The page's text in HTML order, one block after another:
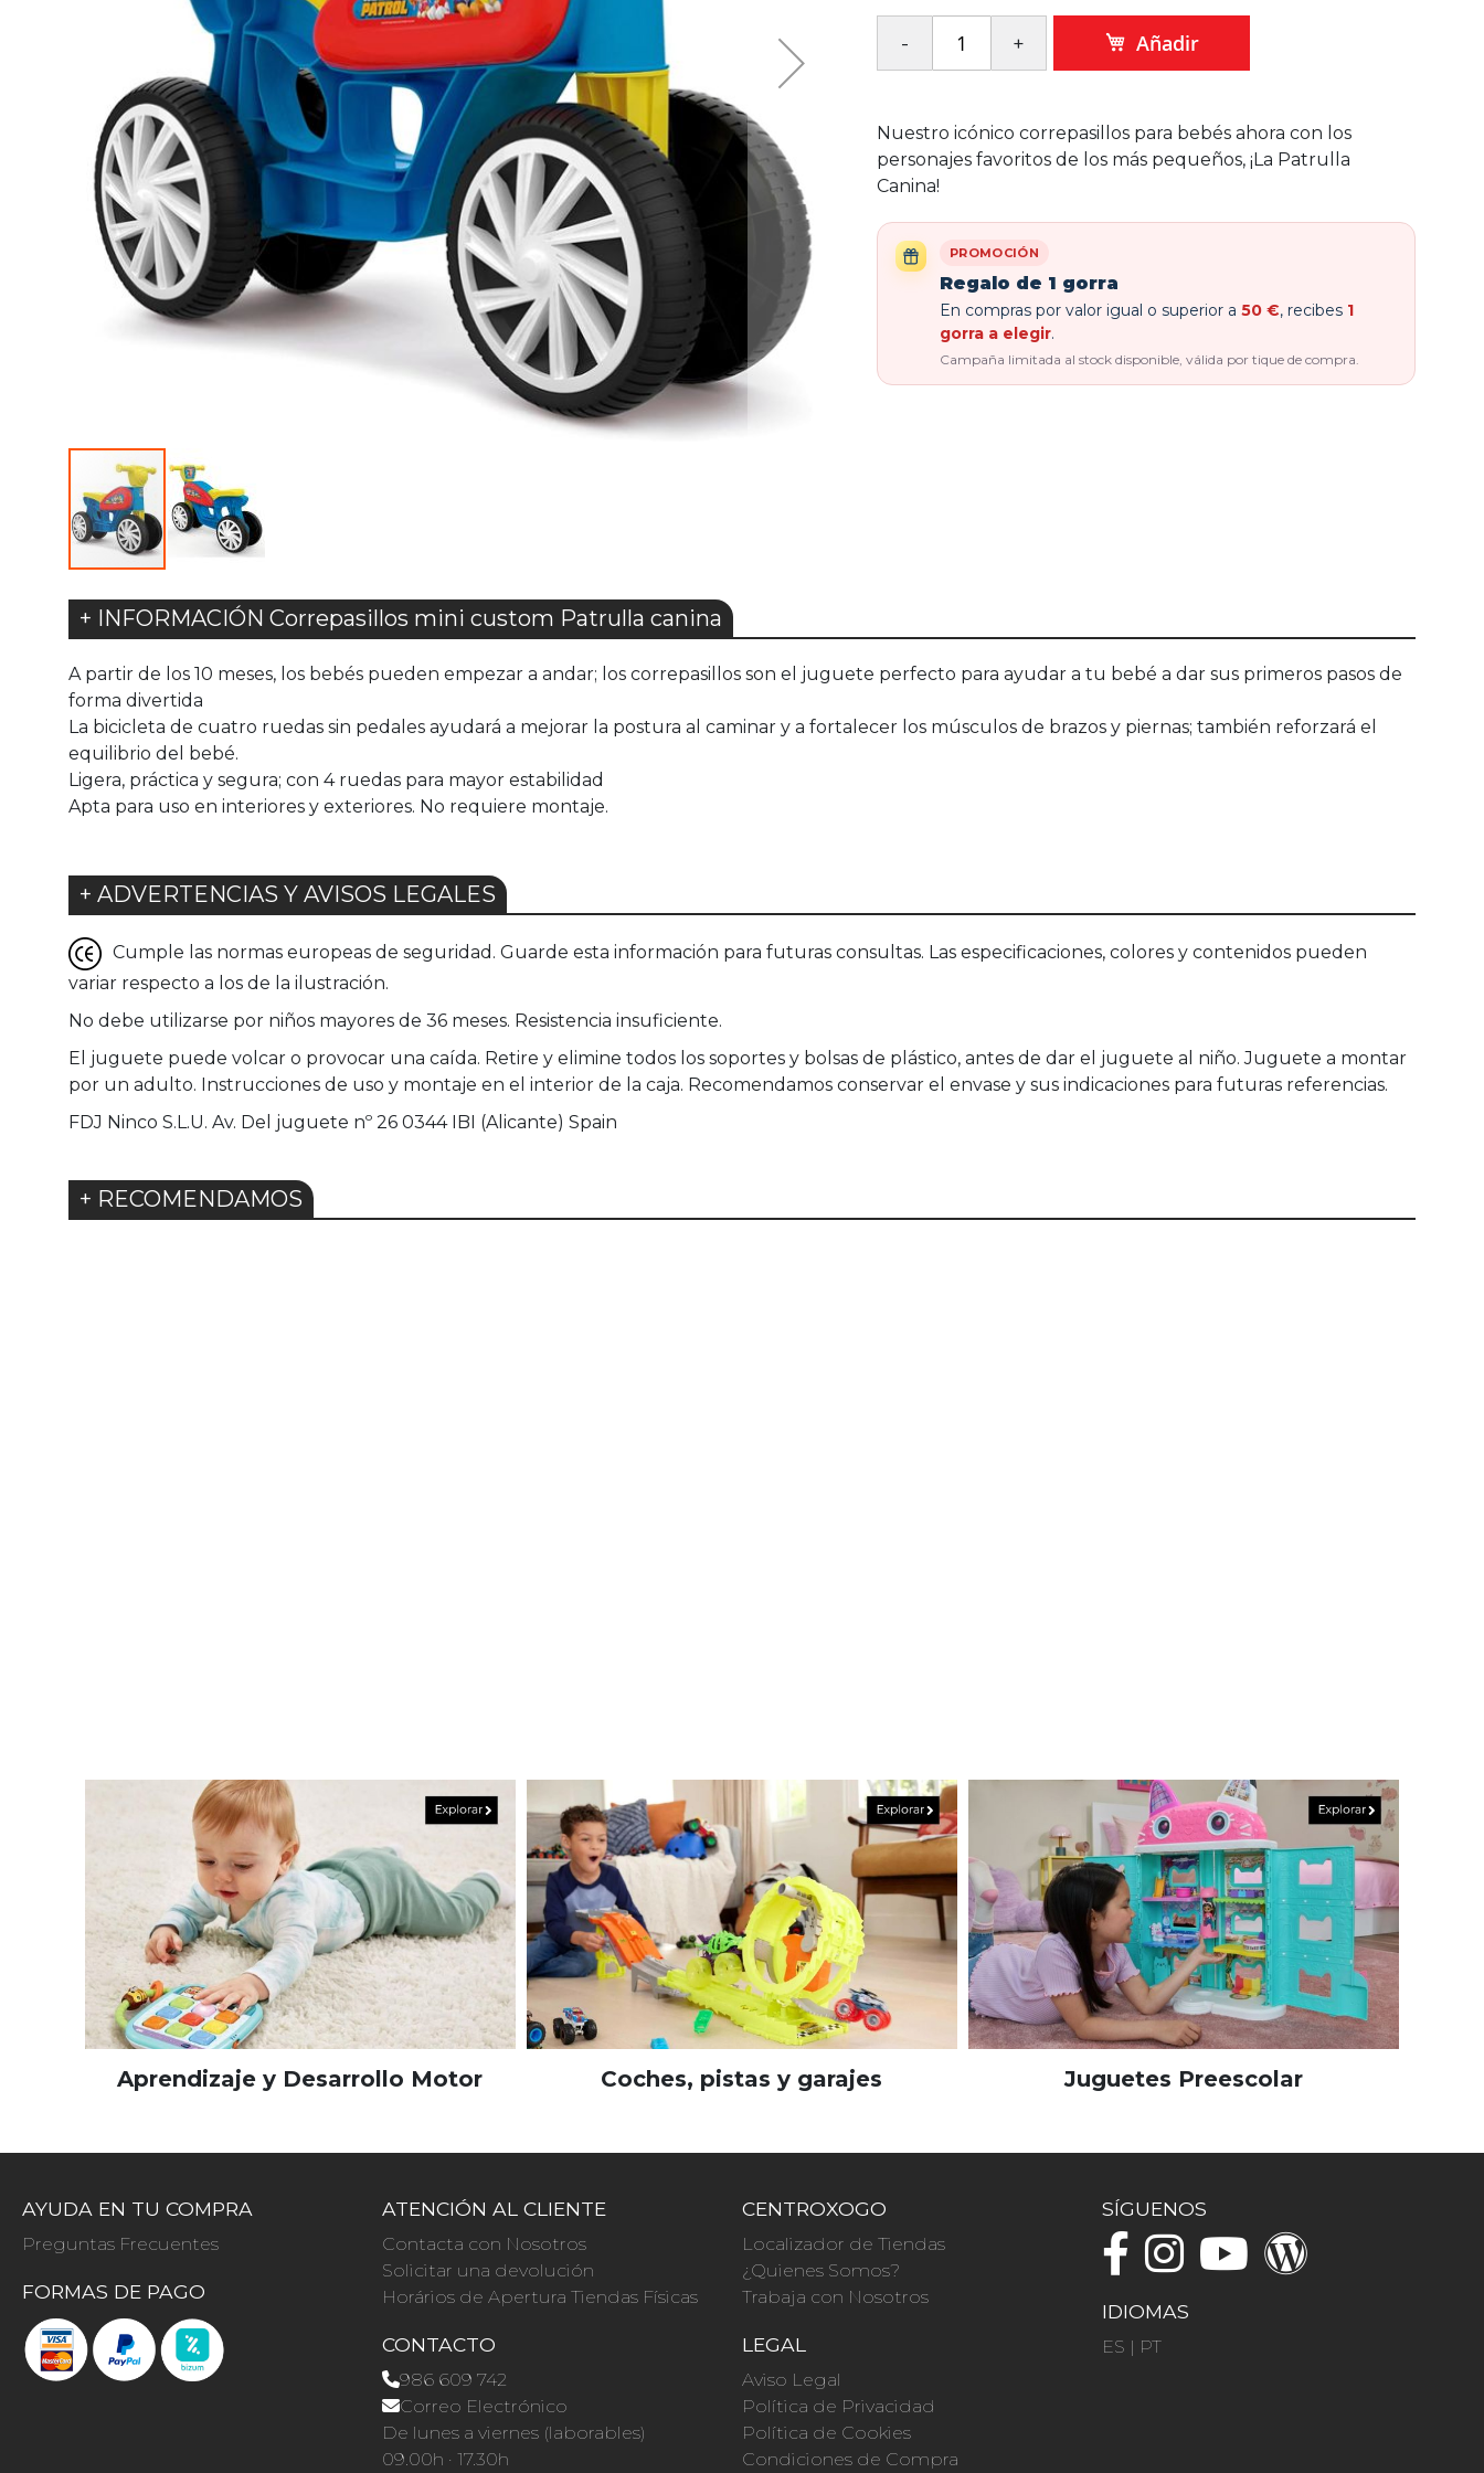
Añadir
Nuestro icónico correpasillos para bebés ahora con los
personajes favoritos de los más pequeños, ¡La Patrulla
Canina!
PROMOCIÓN
Regalo de 1 gorra
En compras por valor igual o superior a 50 €, recibes 1
gorra a elegir.
Campaña limitada al stock disponible, válida por tique de compra.
+ INFORMACIÓN Correpasillos mini custom Patrulla canina
A partir de los 10 meses, los bebés pueden empezar a andar; los correpasillos son el juguete perfecto para ayudar a tu bebé a dar sus primeros pasos de
forma divertida
La bicicleta de cuatro ruedas sin pedales ayudará a mejorar la postura al caminar y a fortalecer los músculos de brazos y piernas; también reforzará el
equilibrio del bebé.
Ligera, práctica y segura; con 4 ruedas para mayor estabilidad
Apta para uso en interiores y exteriores. No requiere montaje.
+ ADVERTENCIAS Y AVISOS LEGALES
Cumple las normas europeas de seguridad. Guarde esta información para futuras consultas. Las especificaciones, colores y contenidos pueden
variar respecto a los de la ilustración.
No debe utilizarse por niños mayores de 36 meses. Resistencia insuficiente.
El juguete puede volcar o provocar una caída. Retire y elimine todos los soportes y bolsas de plástico, antes de dar el juguete al niño. Juguete a montar
por un adulto. Instrucciones de uso y montaje en el interior de la caja. Recomendamos conservar el envase y sus indicaciones para futuras referencias.
FDJ Ninco S.L.U. Av. Del juguete nº 26 0344 IBI (Alicante) Spain
+ RECOMENDAMOS
Aprendizaje y Desarrollo Motor Coches, pistas y garajes Juguetes Preescolar
AYUDA EN TU COMPRA
Preguntas Frecuentes
FORMAS DE PAGO
ATENCIÓN AL CLIENTE
Contacta con Nosotros
Solicitar una devolución
Horários de Apertura Tiendas Físicas
CONTACTO
986 609 742
Correo Electrónico
De lunes a viernes (laborables)
09.00h · 17.30h
CENTROXOGO
Localizador de Tiendas
¿Quienes Somos?
Trabaja con Nosotros
LEGAL
Aviso Legal
Política de Privacidad
Política de Cookies
Condiciones de Compra
SÍGUENOS
IDIOMAS
ES | PT